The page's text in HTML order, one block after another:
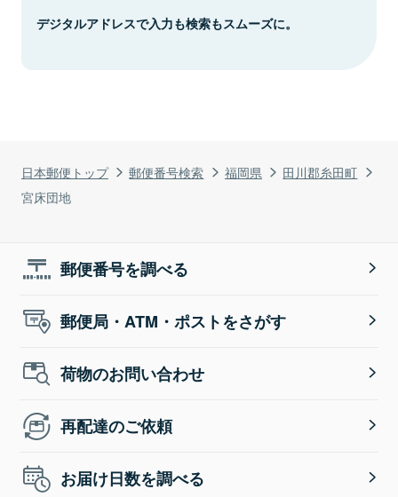
日本郵便トップ 郵便番号検索 福岡県
田川郡糸田町
宮床団地
デジタルアドレスで入力も検索もスムーズに。
郵便番号を調べる
郵便局・ATM・ポストをさがす
荷物のお問い合わせ
再配達のご依頼
お届け日数を調べる